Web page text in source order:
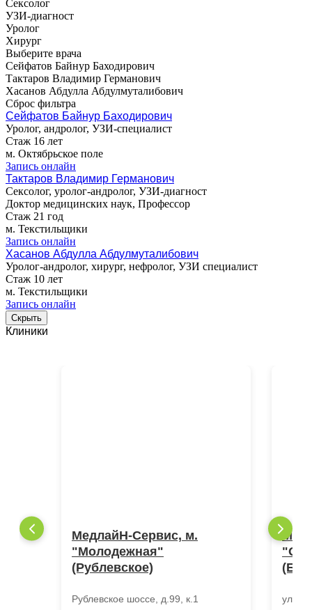
Сексолог
УЗИ-диагност
Уролог
Хирург
Выберите врача
Сейфатов Байнур Баходирович
Тактаров Владимир Германович
Хасанов Абдулла Абдулмуталибович
Сброс фильтра
Сейфатов Байнур Баходирович
Уролог, андролог, УЗИ-специалист
Стаж 16 лет
м. Октябрьское поле
Запись онлайн
Тактаров Владимир Германович
Сексолог, уролог-андролог, УЗИ-диагност
Доктор медицинских наук, Профессор
Стаж 21 год
м. Текстильщики
Запись онлайн
Хасанов Абдулла Абдулмуталибович
Уролог-андролог, хирург, нефролог, УЗИ специалист
Стаж 10 лет
м. Текстильщики
Запись онлайн
Скрыть
Клиники
МедлайН-Сервис, м.
"Молодежная"
(Рублевское)
Рублевское шоссе, д.99, к.1